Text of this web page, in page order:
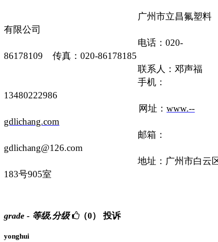
广州市立昌氟塑料
有限公司
电话： 020-
86178109
传真： 020-86178185
联系人：邓声福
手机：
13480222986
网址：www.--
gdlichang.com
邮箱：
gdlichang@126.com
地址：广州市白云
183号905室
grade - 等级,分级 （0） 投诉
yonghui